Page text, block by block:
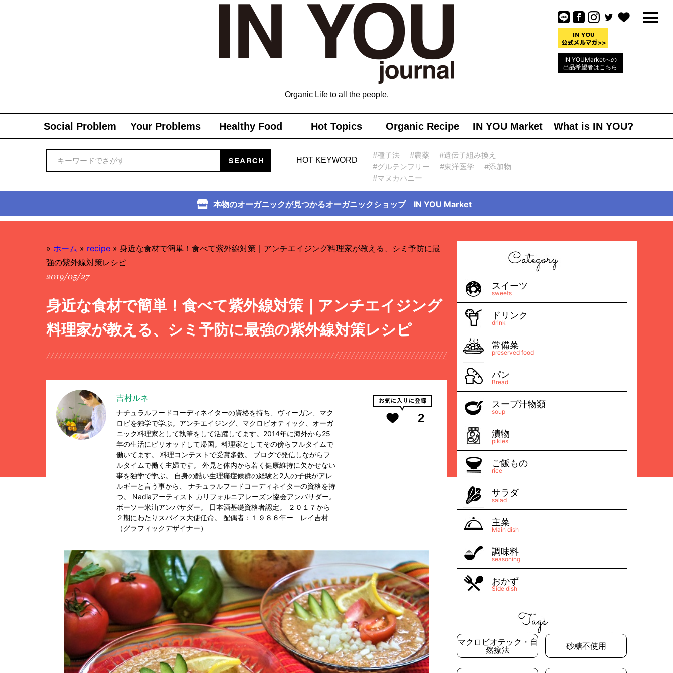
IN YOUMarketへの
出品希望者はこちら
Organic Life to all the people.
Social Problem Your Problems Healthy Food Hot Topics Organic Recipe IN YOU Market What is IN YOU?
HOT KEYWORD
#種子法 #農薬
#遺伝子組み換え
#グルテンフリー
#東洋医学
#添加物
#マヌカハニー
本物のオーガニックが見つかるオーガニックショップ IN YOU Market
» ホーム » recipe » 身近な食材で簡単！食べて紫外線対策｜アンチエイジング料理家が教える、シミ予防に最
強の紫外線対策レシピ
2019/05/27
身近な食材で簡単！食べて紫外線対策｜アンチエイジング
料理家が教える、シミ予防に最強の紫外線対策レシピ
吉村ルネ
ナチュラルフードコーディネイターの資格を持ち、ヴィーガン、マク
ロビを独学で学ぶ。アンチエイジング、マクロビオティック、オーガ
ニック料理家として執筆をして活躍してます。2014年に海外から25
年の生活にピリオッドして帰国。料理家としてその傍らフルタイムで
働いてます。 料理コンテストで受賞多数。 ブログで発信しながらフ
ルタイムで働く主婦です。 外見と体内から若く健康維持に欠かせない
事を独学で学ぶ。 自身の酷い生理痛症候群の経験と2人の子供がアレ
ルギーと言う事から、 ナチュラルフードコーディネイターの資格を持
つ。 Nadiaアーティスト カリフォルニアレーズン協会アンバサダー。
ボーソー米油アンバサダー。 日本酒基礎資格者認定。 ２０１７から
２期にわたりスパイス大使任命。 配偶者：１９８６年ー レイ吉村
（グラフィックデザイナー）
2
スイーツ
sweets
ドリンク
drink
常備菜
preserved food
パン
Bread
スープ汁物類
soup
漬物
pikles
ご飯もの
rice
サラダ
salad
主菜
Main dish
調味料
seasoning
おかず
Side dish
マクロビオテック・自
然療法
砂糖不使用